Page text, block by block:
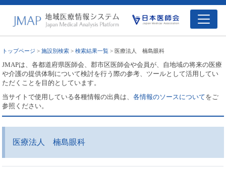
トップページ >施設別検索 >検索結果一覧 > 医療法人 楠島眼科
JMAPは、各都道府県医師会、郡市区医師会や会員が、自地域の将来の医療
や介護の提供体制について検討を行う際の参考、ツールとして活用してい
ただくことを目的としています。
当サイトで使用している各種情報の出典は、各情報のソースについてをご
参照ください。
医療法人 楠島眼科